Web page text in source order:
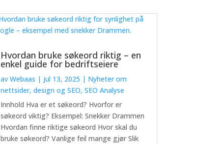
Hvordan bruke søkeord riktig – en
enkel guide for bedriftseiere
avWebaas | jul 13, 2025 | Nyheter om
nettsider, design og SEO,SEO Analyse
Innhold Hva er et søkeord? Hvorfor er
søkeord viktig? Eksempel: Snekker Drammen
Hvordan finne riktige søkeord Hvor skal du
bruke søkeord? Vanlige feil mange gjør Slik